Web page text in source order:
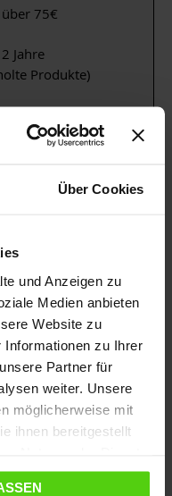
Über Cookies
und Anzeigen zu
Medien anbieten
Website zu
Informationen zu Ihrer
Partner für
weiter. Unsere
möglicherweise mit
ihnen bereitgestellt
über 75€
2 Jahre
Produkte)
Sie sich unsere
an oder
Kundendienst
er wieder wie